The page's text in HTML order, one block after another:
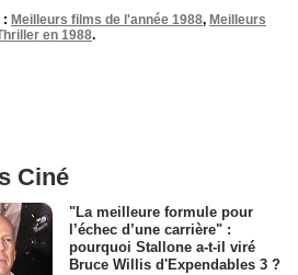
: Meilleurs films de l'année 1988, Meilleurs
en 1988.
Ciné
"La meilleure formule pour
l’échec d’une carrière" :
pourquoi Stallone a-t-il viré
Bruce Willis d'Expendables 3 ?